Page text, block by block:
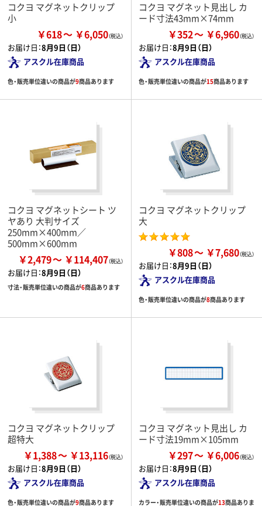
コクヨ マグネットクリップ
小
￥618 ￥6,050
お届け日：8月9日（日）
アスクル在庫商品
色・販売単位違いの商品が9商品あります
コクヨ マグネット見出し カ
ード寸法43mm×74mm
￥352 ￥6,960
お届け日：8月9日（日）
アスクル在庫商品
色・販売単位違いの商品が15商品あります
コクヨ マグネットシート ツ
ヤあり 大判サイズ
250mm×400mm／
500mm×600mm
￥2,479 ￥114,407
お届け日：8月9日（日）
寸法・販売単位違いの商品が6商品あります
コクヨ マグネットクリップ
大
￥808 ￥7,680
お届け日：8月9日（日）
アスクル在庫商品
色・販売単位違いの商品が8商品あります
コクヨ マグネットクリップ
超特大
￥1,388 ￥13,116
お届け日：8月9日（日）
アスクル在庫商品
色・販売単位違いの商品が9商品あります
コクヨ マグネット見出し カ
ード寸法19mm×105mm
￥297 ￥6,006
お届け日：8月9日（日）
アスクル在庫商品
カラー・販売単位違いの商品が13商品ありま